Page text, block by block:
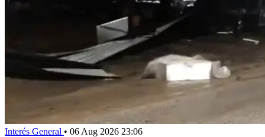
Interés General • 06 Aug 2026 23:06